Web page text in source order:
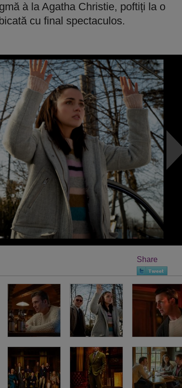
à la Agatha Christie, poftiți la o
cu final spectaculos.
Share